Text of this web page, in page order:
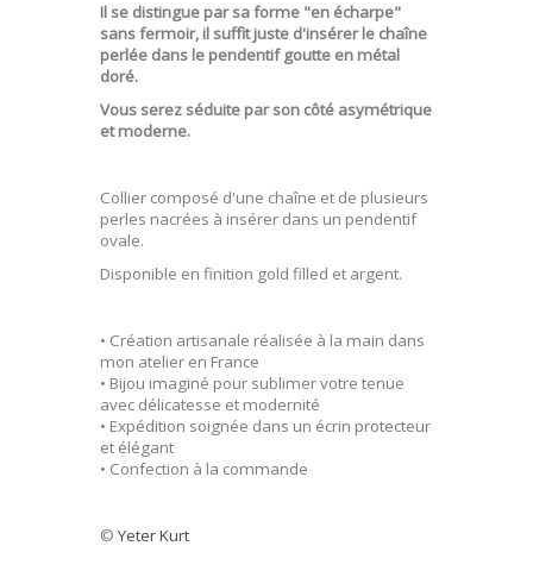
Il se distingue par sa forme "en écharpe"
sans fermoir, il suffit juste d'insérer le chaîne
perlée dans le pendentif goutte en métal
doré.
Vous serez séduite par son côté asymétrique
et moderne.
Collier composé d'une chaîne et de plusieurs
perles nacrées à insérer dans un pendentif
ovale.
Disponible en finition gold filled et argent.
• Création artisanale réalisée à la main dans
mon atelier en France
• Bijou imaginé pour sublimer votre tenue
avec délicatesse et modernité
• Expédition soignée dans un écrin protecteur
et élégant
• Confection à la commande
© Yeter Kurt